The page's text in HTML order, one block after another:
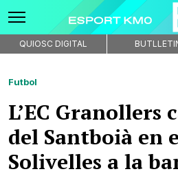
QUIOSC DIGITAL
Futbol
L’EC Granollers
del Santboià en
Solivelles a la